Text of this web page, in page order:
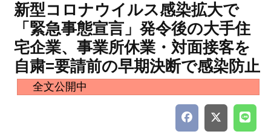
新型コロナウイルス感染拡大で
「緊急事態宣言」発令後の大手住
宅企業、事業所休業・対面接客を
自粛=要請前の早期決断で感染防止
全文公開中